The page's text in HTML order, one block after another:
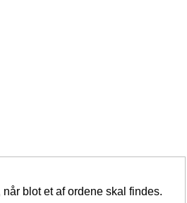
blot et af ordene skal findes.